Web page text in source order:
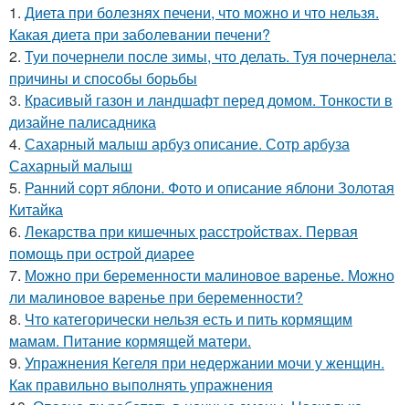
1. Диета при болезнях печени, что можно и что нельзя.
Какая диета при заболевании печени?
2. Туи почернели после зимы, что делать. Туя почернела:
причины и способы борьбы
3. Красивый газон и ландшафт перед домом. Тонкости в
дизайне палисадника
4. Сахарный малыш арбуз описание. Сотр арбуза
Сахарный малыш
5. Ранний сорт яблони. Фото и описание яблони Золотая
Китайка
6. Лекарства при кишечных расстройствах. Первая
помощь при острой диарее
7. Можно при беременности малиновое варенье. Можно
ли малиновое варенье при беременности?
8. Что категорически нельзя есть и пить кормящим
мамам. Питание кормящей матери.
9. Упражнения Кегеля при недержании мочи у женщин.
Как правильно выполнять упражнения